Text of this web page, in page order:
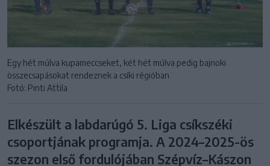
Egy hét múlva kupameccseket, két hét múlva pedig bajnoki
összecsapásokat rendeznek a csíki régióban
Fotó: Pinti Attila
Elkészült a labdarúgó 5. Liga csíkszéki
csoportjának programja. A 2024–2025-ös
szezon első fordulójában Szépvíz–Kászon